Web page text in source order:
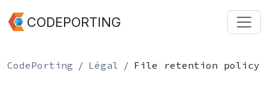
CODEPORTING
CodePorting Légal File retention policy